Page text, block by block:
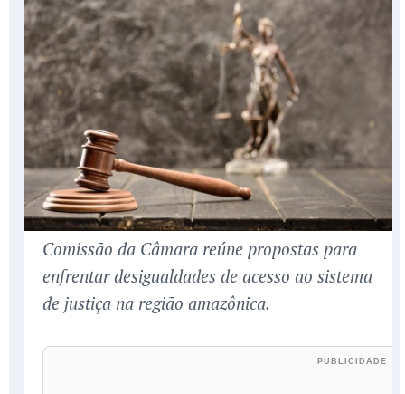
Comissão da Câmara reúne propostas para
enfrentar desigualdades de acesso ao sistema
de justiça na região amazônica.